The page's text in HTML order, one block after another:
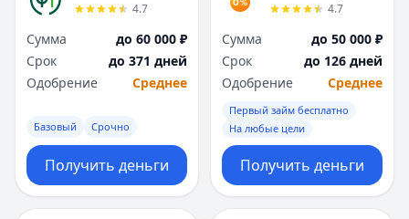
4.7
Сумма
до 60 000 ₽
Срок
до 371 дней
Одобрение
Среднее
Базовый Срочно
Получить деньги
4.7
Сумма
до 50 000 ₽
Срок
до 126 дней
Одобрение
Среднее
Первый займ бесплатно
На любые цели
Получить деньги